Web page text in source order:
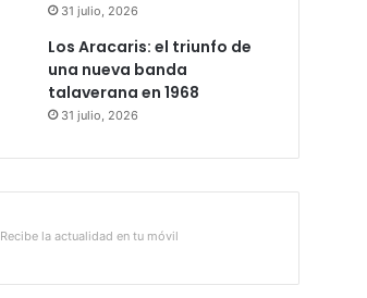
31 julio, 2026
Los Aracaris: el triunfo de
una nueva banda
talaverana en 1968
31 julio, 2026
Recibe la actualidad en tu móvil